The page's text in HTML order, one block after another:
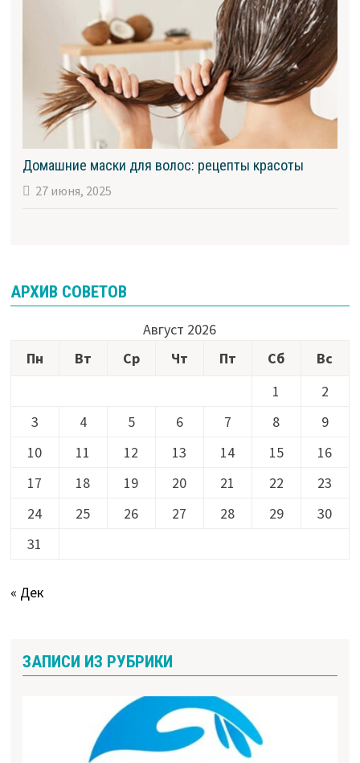
Домашние маски для волос: рецепты красоты
27 июня, 2025
АРХИВ СОВЕТОВ
Август 2026
Пн
Вт Ср Чт Пт Сб
Вс
1
2
3
4 5 6 7 8
9
10
11 12 13 14 15
16
17
18 19 20 21 22
23
24
25 26 27 28 29
30
31
« Дек
ЗАПИСИ ИЗ РУБРИКИ